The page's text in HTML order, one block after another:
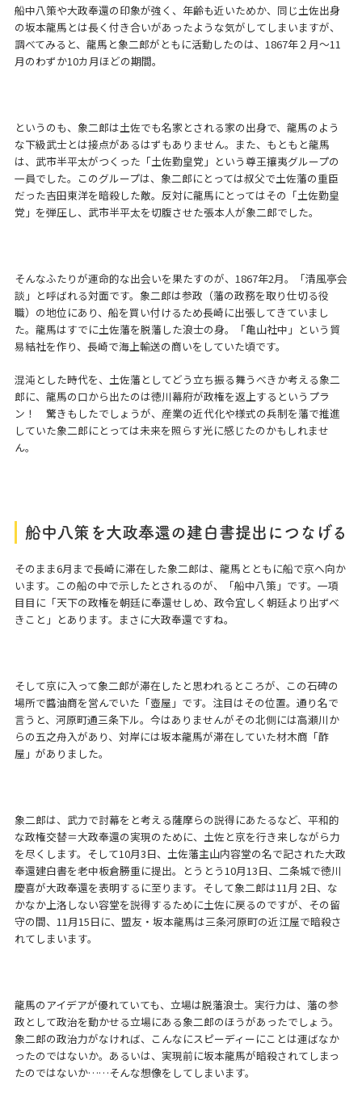
船中八策や大政奉還の印象が強く、年齢も近いためか、同じ土佐出身
の坂本龍馬とは長く付き合いがあったような気がしてしまいますが、
調べてみると、龍馬と象二郎がともに活動したのは、1867年２月～11
月のわずか10カ月ほどの期間。
というのも、象二郎は土佐でも名家とされる家の出身で、龍馬のよう
な下級武士とは接点があるはずもありません。また、もともと龍馬
は、武市半平太がつくった「土佐勤皇党」という尊王攘夷グループの
一員でした。このグループは、象二郎にとっては叔父で土佐藩の重臣
だった吉田東洋を暗殺した敵。反対に龍馬にとってはその「土佐勤皇
党」を弾圧し、武市半平太を切腹させた張本人が象二郎でした。
そんなふたりが運命的な出会いを果たすのが、1867年2月。「清風亭会
談」と呼ばれる対面です。象二郎は参政（藩の政務を取り仕切る役
職）の地位にあり、船を買い付けるため長崎に出張してきていまし
た。龍馬はすでに土佐藩を脱藩した浪士の身。「亀山社中」という貿
易結社を作り、長崎で海上輸送の商いをしていた頃です。
混沌とした時代を、土佐藩としてどう立ち振る舞うべきか考える象二
郎に、龍馬の口から出たのは徳川幕府が政権を返上するというプラ
ン！ 驚きもしたでしょうが、産業の近代化や様式の兵制を藩で推進
していた象二郎にとっては未来を照らす光に感じたのかもしれませ
ん。
船中八策を大政奉還の建白書提出につなげる
そのまま6月まで長崎に滞在した象二郎は、龍馬とともに船で京へ向か
います。この船の中で示したとされるのが、「船中八策」です。一項
目目に「天下の政権を朝廷に奉還せしめ、政令宜しく朝廷より出ずべ
きこと」とあります。まさに大政奉還ですね。
そして京に入って象二郎が滞在したと思われるところが、この石碑の
場所で醬油商を営んでいた「壺屋」です。注目はその位置。通り名で
言うと、河原町通三条下ル。今はありませんがその北側には高瀬川か
らの五之舟入があり、対岸には坂本龍馬が滞在していた材木商「酢
屋」がありました。
象二郎は、武力で討幕をと考える薩摩らの説得にあたるなど、平和的
な政権交替＝大政奉還の実現のために、土佐と京を行き来しながら力
を尽くします。そして10月3日、土佐藩主山内容堂の名で記された大政
奉還建白書を老中板倉勝重に提出。とうとう10月13日、二条城で徳川
慶喜が大政奉還を表明するに至ります。そして象二郎は11月 2日、な
かなか上洛しない容堂を説得するために土佐に戻るのですが、その留
守の間、11月15日に、盟友・坂本龍馬は三条河原町の近江屋で暗殺さ
れてしまいます。
龍馬のアイデアが優れていても、立場は脱藩浪士。実行力は、藩の参
政として政治を動かせる立場にある象二郎のほうがあったでしょう。
象二郎の政治力がなければ、こんなにスピーディーにことは運ばなか
ったのではないか。あるいは、実現前に坂本龍馬が暗殺されてしまっ
たのではないか……そんな想像をしてしまいます。